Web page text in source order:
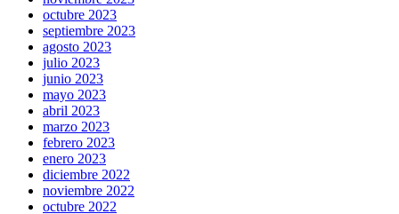
octubre 2023
septiembre 2023
agosto 2023
julio 2023
junio 2023
mayo 2023
abril 2023
marzo 2023
febrero 2023
enero 2023
diciembre 2022
noviembre 2022
octubre 2022